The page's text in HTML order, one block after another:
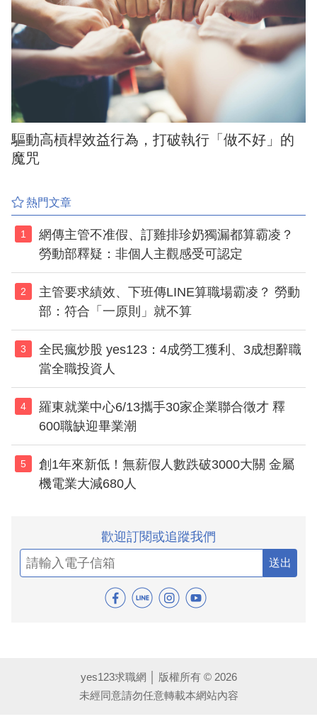
驅動高槓桿效益行為，打破執行「做不好」的
魔咒
熱門文章
1
網傳主管不准假、訂雞排珍奶獨漏都算霸凌？
勞動部釋疑：非個人主觀感受可認定
2
主管要求績效、下班傳LINE算職場霸凌？ 勞動
部：符合「一原則」就不算
3
全民瘋炒股 yes123：4成勞工獲利、3成想辭職
當全職投資人
4
羅東就業中心6/13攜手30家企業聯合徵才 釋
600職缺迎畢業潮
5
創1年來新低！無薪假人數跌破3000大關 金屬
機電業大減680人
歡迎訂閱或追蹤我們
送出
yes123求職網 │ 版權所有 © 2026
未經同意請勿任意轉載本網站內容